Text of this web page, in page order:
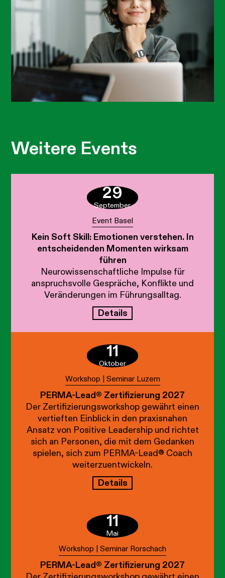
Weitere Events
29
September
Event Basel
Kein Soft Skill: Emotionen verstehen. In
entscheidenden Momenten wirksam
führen
Neurowissenschaftliche Impulse für
anspruchsvolle Gespräche, Konflikte und
Veränderungen im Führungsalltag.
Details
11
Oktober
Workshop | Seminar Luzern
PERMA-Lead® Zertifizierung 2027
Der Zertifizierungsworkshop gewährt einen
vertieften Einblick in den praxisnahen
Ansatz von Positive Leadership und richtet
sich an Personen, die mit dem Gedanken
spielen, sich zum PERMA-Lead® Coach
weiterzuentwickeln.
Details
11
Mai
Workshop | Seminar Rorschach
PERMA-Lead® Zertifizierung 2027